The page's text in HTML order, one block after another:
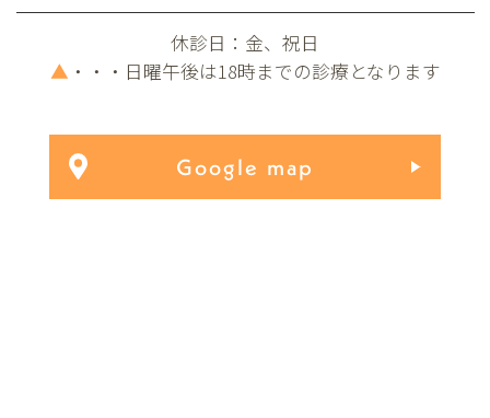
休診日：金、祝日
▲ ・・・日曜午後は18時までの診療となります
Google map